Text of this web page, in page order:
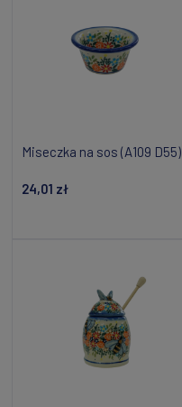
Miseczka na sos (A109 D55)
24,01 zł